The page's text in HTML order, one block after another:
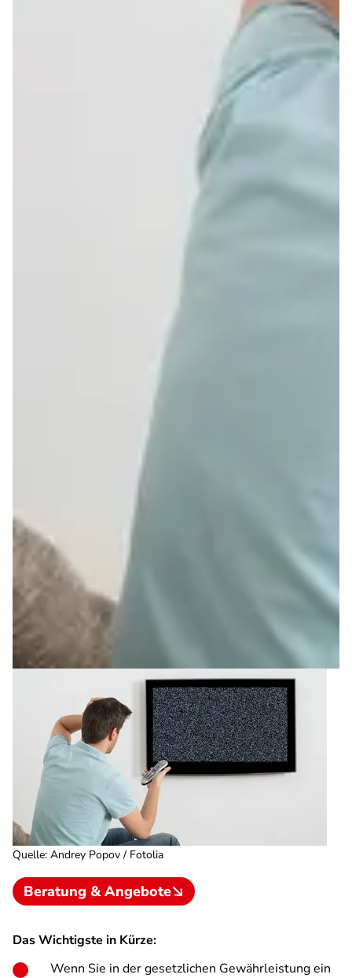
Quelle: Andrey Popov / Fotolia
Beratung & Angebote
Das Wichtigste in Kürze:
Wenn Sie in der gesetzlichen Gewährleistung ein